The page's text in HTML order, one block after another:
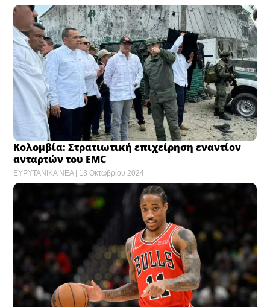
Κολομβία: Στρατιωτική επιχείρηση εναντίον
ανταρτών του EMC
ΕΥΡΥΤΑΝΙΚΑ ΝΕΑ 13 Οκτωβρίου 2024